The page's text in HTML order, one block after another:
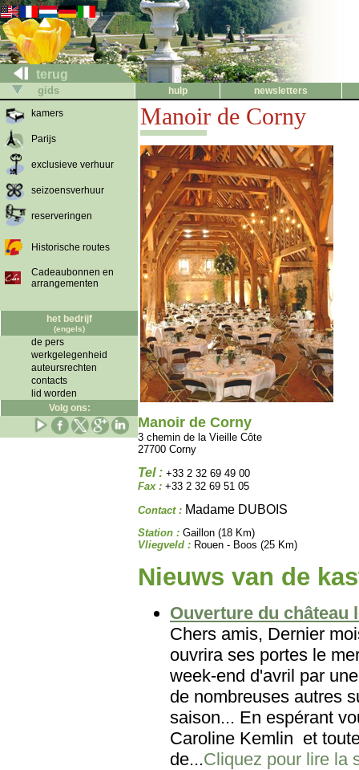
terug
gids hulp
newsletters
kamers
Parijs
exclusieve verhuur
seizoensverhuur
reserveringen
Historische routes
Cadeaubonnen en
arrangementen
het bedrijf
(engels)
de pers
werkgelegenheid
auteursrechten
contacts
lid worden
Volg ons:
Manoir de Corny
Manoir de Corny
3 chemin de la Vieille Côte
27700 Corny
Tel : +33 2 32 69 49 00
Fax : +33 2 32 69 51 05
Contact : Madame DUBOIS
Station : Gaillon (18 Km)
Vliegveld : Rouen - Boos (25 Km)
Nieuws van de
Ouverture du château
Chers amis, Dernier
ouvrira ses portes le
week-end d'avril par
de nombreuses autres
saison... En espérant
Caroline Kemlin et
de...Cliquez pour lire la